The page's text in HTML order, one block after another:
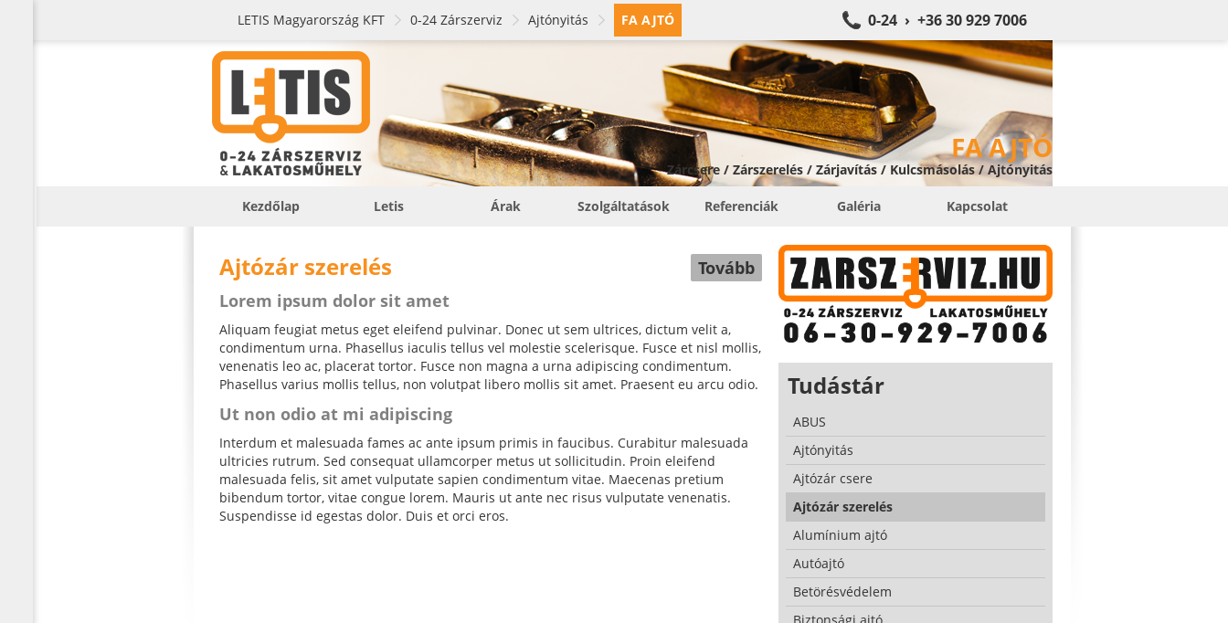
LETIS Magyarország KFT 0-24 Zárszerviz Ajtónyitás FA AJTÓ 0-24 › +36 30 929 7006
FA AJTÓ
Zárcsere / Zárszerelés / Zárjavítás / Kulcsmásolás / Ajtónyitás
Kezdőlap Letis Árak Szolgáltatások Referenciák Galéria Kapcsolat
Ajtózár szerelés
Tovább
Lorem ipsum dolor sit amet
Aliquam feugiat metus eget eleifend pulvinar. Donec ut sem ultrices, dictum velit a,
condimentum urna. Phasellus iaculis tellus vel molestie scelerisque. Fusce et nisl mollis,
venenatis leo ac, placerat tortor. Fusce non magna a urna adipiscing condimentum.
Phasellus varius mollis tellus, non volutpat libero mollis sit amet. Praesent eu arcu odio.
Ut non odio at mi adipiscing
Interdum et malesuada fames ac ante ipsum primis in faucibus. Curabitur malesuada
ultricies rutrum. Sed consequat ullamcorper metus ut sollicitudin. Proin eleifend
malesuada felis, sit amet vulputate sapien condimentum vitae. Maecenas pretium
bibendum tortor, vitae congue lorem. Mauris ut ante nec risus vulputate venenatis.
Suspendisse id egestas dolor. Duis et orci eros.
Tudástár
ABUS
Ajtónyitás
Ajtózár csere
Ajtózár szerelés
Alumínium ajtó
Autóajtó
Betörésvédelem
Biztonsági ajtó